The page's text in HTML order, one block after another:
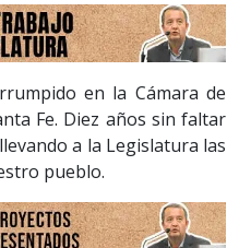
en la Cámara de
Fe. Diez años sin faltar
a la Legislatura las
pueblo.